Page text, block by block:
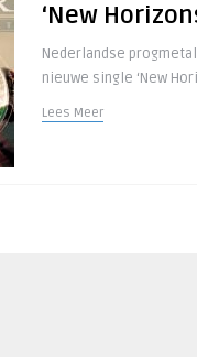
‘New
Nederlandse
nieuwe single ‘New
Lees Meer